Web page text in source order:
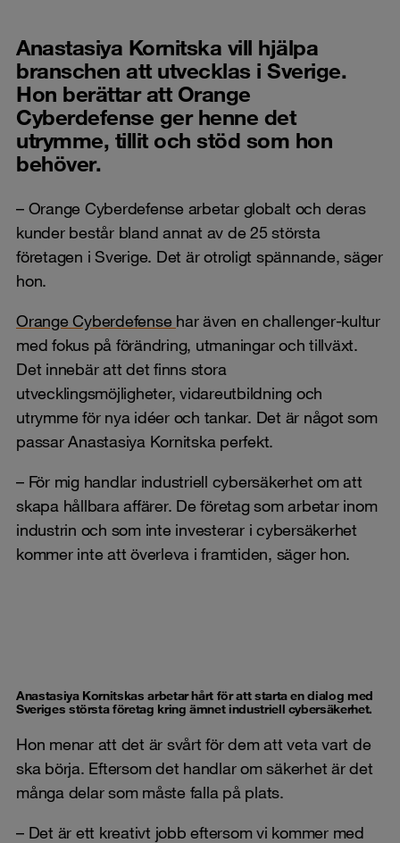
Anastasiya Kornitska vill hjälpa
branschen att utvecklas i Sverige.
Hon berättar att Orange
Cyberdefense ger henne det
utrymme, tillit och stöd som hon
behöver.
– Orange Cyberdefense arbetar globalt och deras
kunder består bland annat av de 25 största
företagen i Sverige. Det är otroligt spännande, säger
hon.
Orange Cyberdefense har även en challenger-kultur
med fokus på förändring, utmaningar och tillväxt.
Det innebär att det finns stora
utvecklingsmöjligheter, vidareutbildning och
utrymme för nya idéer och tankar. Det är något som
passar Anastasiya Kornitska perfekt.
– För mig handlar industriell cybersäkerhet om att
skapa hållbara affärer. De företag som arbetar inom
industrin och som inte investerar i cybersäkerhet
kommer inte att överleva i framtiden, säger hon.
Anastasiya Kornitskas arbetar hårt för att starta en dialog med
Sveriges största företag kring ämnet industriell cybersäkerhet.
Hon menar att det är svårt för dem att veta vart de
ska börja. Eftersom det handlar om säkerhet är det
många delar som måste falla på plats.
– Det är ett kreativt jobb eftersom vi kommer med